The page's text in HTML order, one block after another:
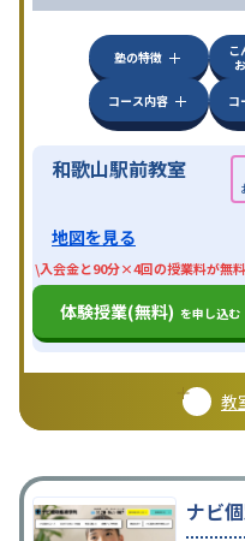
塾の特徴
こ
コース内容
コ
和歌山駅前教室
地図を見る
\入会金と90分×4回の授業料が無
体験授業(無料) を申し込む
教
ナビ